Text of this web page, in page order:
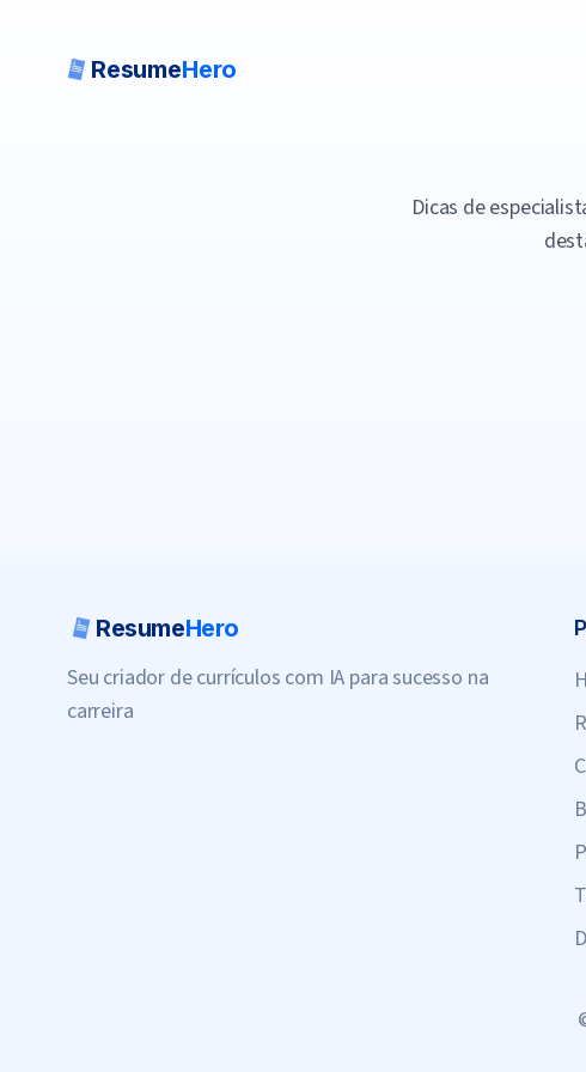
ResumeHero
Dicas de
ResumeHero
Seu criador de currículos com IA para sucesso na
carreira